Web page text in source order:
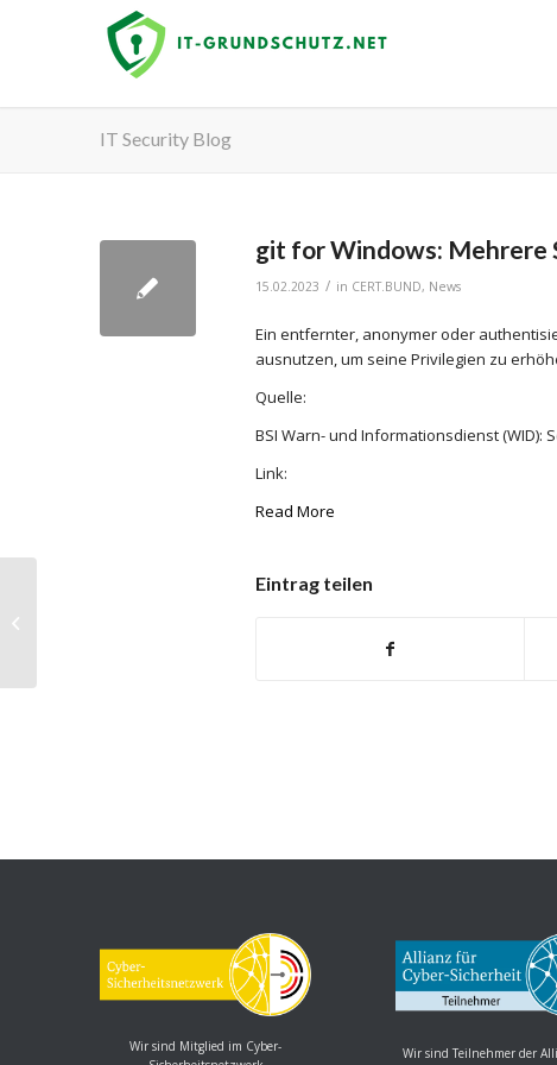
IT Security Blog
git for Windows: Mehrere
15.02.2023 / in CERT.BUND, News
Ein entfernter, anonymer oder
ausnutzen, um seine Privilegien zu
Quelle:
BSI Warn- und Informationsdienst (WID):
Link:
Read More
Eintrag teilen
Wir sind Mitglied im Cyber-
Wir sind Teilnehmer der